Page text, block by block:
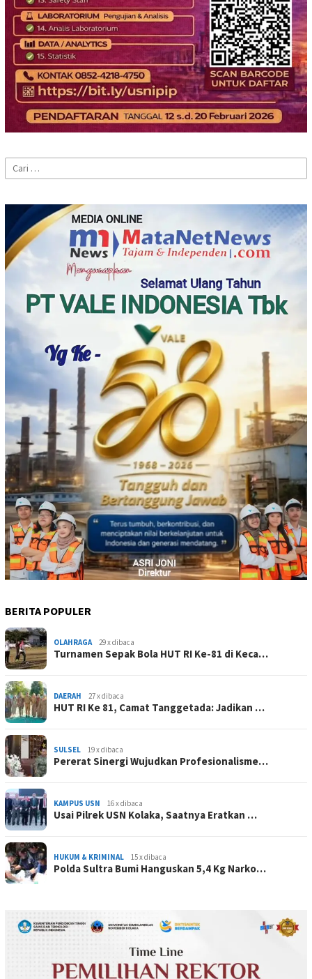
Cari
untuk:
BERITA POPULER
OLAHRAGA 29 x dibaca
Turnamen Sepak Bola HUT RI Ke-81 di Keca…
DAERAH 27 x dibaca
HUT RI Ke 81, Camat Tanggetada: Jadikan …
SULSEL 19 x dibaca
Pererat Sinergi Wujudkan Profesionalisme…
KAMPUS USN 16 x dibaca
Usai Pilrek USN Kolaka, Saatnya Eratkan …
HUKUM & KRIMINAL 15 x dibaca
Polda Sultra Bumi Hanguskan 5,4 Kg Narko…